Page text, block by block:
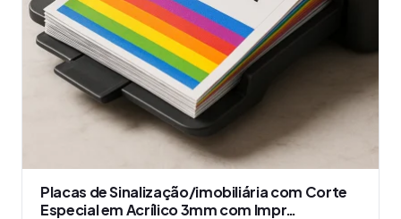
escolhidas
na
página
produto
Placas de Sinalização/imobiliária com Corte
Especial em Acrílico 3mm com Impr…